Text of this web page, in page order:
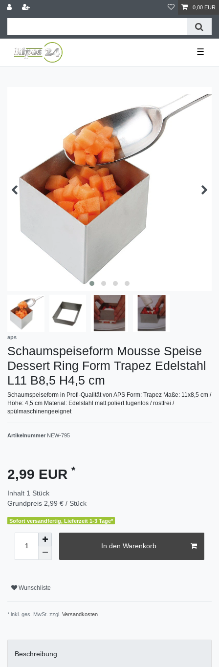
0,00 EUR
☰
aps
Schaumspeiseform Mousse Speise
Dessert Ring Form Trapez Edelstahl
L11 B8,5 H4,5 cm
Schaumspeiseform in Profi-Qualität von APS Form: Trapez Maße: 11x8,5 cm /
Höhe: 4,5 cm Material: Edelstahl matt poliert fugenlos / rostfrei /
spülmaschinengeeignet
Artikelnummer NEW-795
2,99 EUR *
Inhalt 1 Stück
Grundpreis 2,99 € / Stück
Sofort versandfertig, Lieferzeit 1-3 Tage*
In den Warenkorb
Wunschliste
* inkl. ges. MwSt. zzgl. Versandkosten
Beschreibung